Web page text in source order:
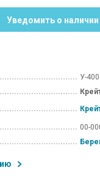
Уведомить о наличии
У-400
00-